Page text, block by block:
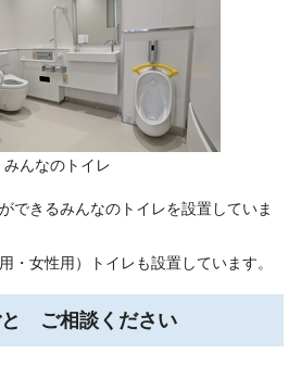
みんなのトイレ
できるみんなのトイレを設置していま
・女性用）トイレも設置しています。
と ご相談ください